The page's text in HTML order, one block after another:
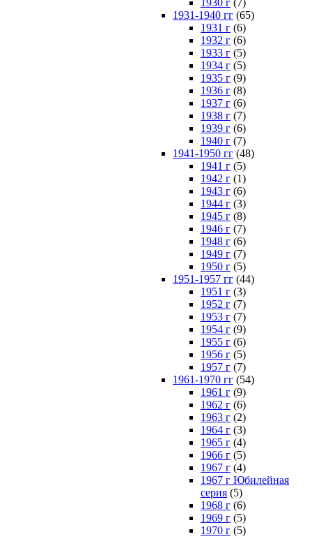
1931-1940 гг (65)
1931 г (6)
1932 г (6)
1933 г (5)
1934 г (5)
1935 г (9)
1936 г (8)
1937 г (6)
1938 г (7)
1939 г (6)
1940 г (7)
1941-1950 гг (48)
1941 г (5)
1942 г (1)
1943 г (6)
1944 г (3)
1945 г (8)
1946 г (7)
1948 г (6)
1949 г (7)
1950 г (5)
1951-1957 гг (44)
1951 г (3)
1952 г (7)
1953 г (7)
1954 г (9)
1955 г (6)
1956 г (5)
1957 г (7)
1961-1970 гг (54)
1961 г (9)
1962 г (6)
1963 г (2)
1964 г (3)
1965 г (4)
1966 г (5)
1967 г (4)
1967 г Юбилейная
серия (5)
1968 г (6)
1969 г (5)
1970 г (5)